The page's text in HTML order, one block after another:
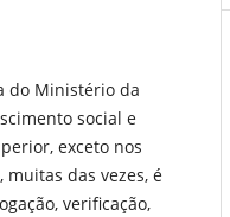
do Ministério da
social e
exceto nos
muitas das vezes, é
verificação,